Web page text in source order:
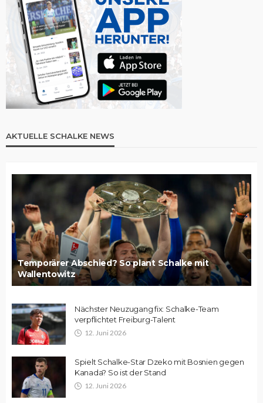
AKTUELLE SCHALKE NEWS
Temporärer Abschied? So plant Schalke mit
Wallentowitz
Nächster Neuzugang fix: Schalke-Team
verpflichtet Freiburg-Talent
12. Juni 2026
Spielt Schalke-Star Dzeko mit Bosnien gegen
Kanada? So ist der Stand
12. Juni 2026